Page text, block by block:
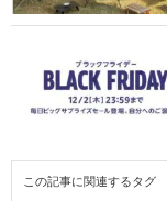
この記事に関連するタグ